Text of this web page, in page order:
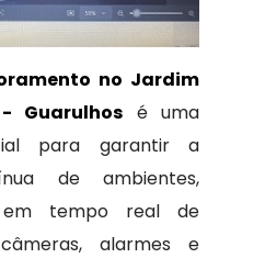
no Jardim
Guarulhos é uma
para garantir a
de ambientes,
em tempo real de
alarmes e